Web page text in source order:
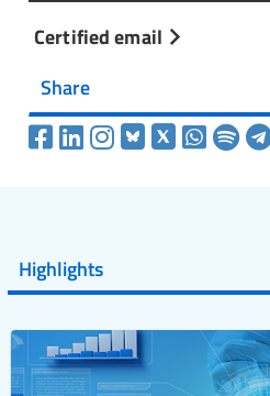
Certified email
Share
Highlights